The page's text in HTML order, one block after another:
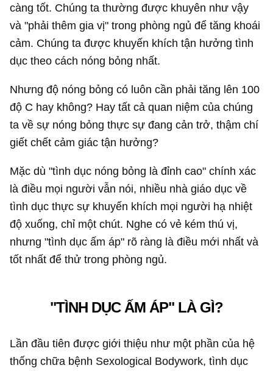
càng tốt. Chúng ta thường được khuyên như vậy
và "phải thêm gia vị" trong phòng ngủ để tăng khoái
cảm. Chúng ta được khuyến khích tận hưởng tình
dục theo cách nóng bỏng nhất.
Nhưng độ nóng bỏng có luôn cần phải tăng lên 100
độ C hay không? Hay tất cả quan niệm của chúng
ta về sự nóng bỏng thực sự đang cản trở, thậm chí
giết chết cảm giác tận hưởng?
Mặc dù "tình dục nóng bỏng là đỉnh cao" chính xác
là điều mọi người vẫn nói, nhiều nhà giáo dục về
tình dục thực sự khuyến khích mọi người hạ nhiệt
độ xuống, chỉ một chút. Nghe có vẻ kém thú vị,
nhưng "tình dục ấm áp" rõ ràng là điều mới nhất và
tốt nhất để thử trong phòng ngủ.
"TÌNH DỤC ẤM ÁP" LÀ GÌ?
Lần đầu tiên được giới thiệu như một phần của hệ
thống chữa bệnh Sexological Bodywork, tình dục